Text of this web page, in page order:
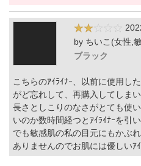
by ちいこ(女性,
ブラック
こちらのｱｲﾗｲﾅｰ、以前に使用し
がど忘れして、再購入してしま
長さとしこりのなさがとても使
いのか数時間経つとｱｲﾗｲﾅｰを引
でも敏感肌の私の目元にもかぶ
ありませんのでお肌には優しいｱ